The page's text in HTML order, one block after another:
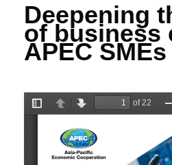
Deepening
of business
APEC SMEs